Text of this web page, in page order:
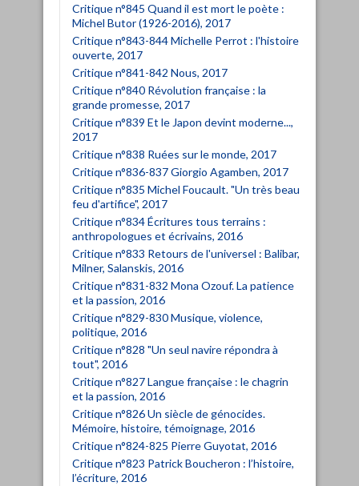
Critique n°845 Quand il est mort le poète :
Michel Butor (1926-2016), 2017
Critique n°843-844 Michelle Perrot : l'histoire
ouverte, 2017
Critique n°841-842 Nous, 2017
Critique n°840 Révolution française : la
grande promesse, 2017
Critique n°839 Et le Japon devint moderne...,
2017
Critique n°838 Ruées sur le monde, 2017
Critique n°836-837 Giorgio Agamben, 2017
Critique n°835 Michel Foucault. "Un très beau
feu d'artifice", 2017
Critique n°834 Écritures tous terrains :
anthropologues et écrivains, 2016
Critique n°833 Retours de l'universel : Balibar,
Milner, Salanskis, 2016
Critique n°831-832 Mona Ozouf. La patience
et la passion, 2016
Critique n°829-830 Musique, violence,
politique, 2016
Critique n°828 "Un seul navire répondra à
tout", 2016
Critique n°827 Langue française : le chagrin
et la passion, 2016
Critique n°826 Un siècle de génocides.
Mémoire, histoire, témoignage, 2016
Critique n°824-825 Pierre Guyotat, 2016
Critique n°823 Patrick Boucheron : l’histoire,
l’écriture, 2016